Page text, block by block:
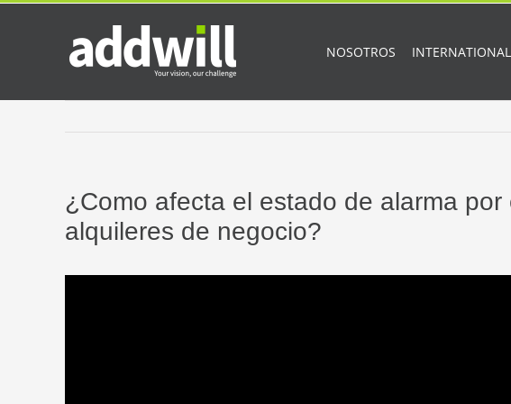
Saltar
NOSOTROS
¿Como afecta el estado de alarma por
alquileres de negocio?